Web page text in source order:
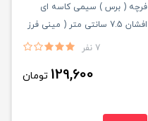
فرچه ( برس ) سیمی کاسه ای
افشان 7.5 سانتی متر ( مینی فرز
) فولادی رشته طلایی ساب ایران (
7 نفر
129,600 تومان